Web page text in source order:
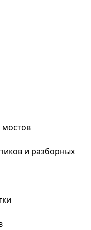
мостов
и разборных